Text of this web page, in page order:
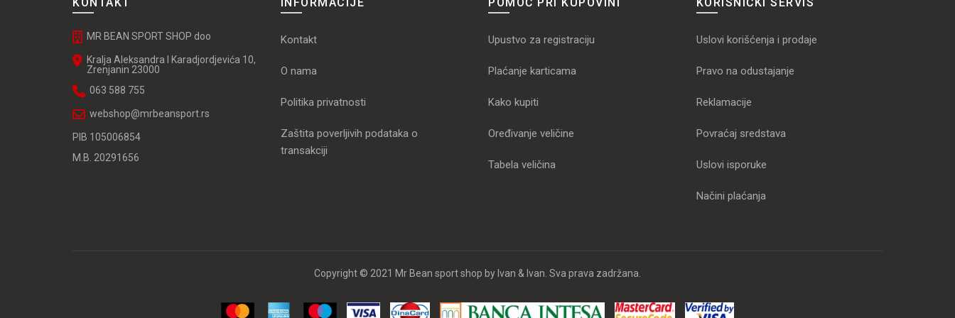
KONTAKT
MR BEAN SPORT SHOP doo
Kralja Aleksandra I Karadjordjevića 10,
Zrenjanin 23000
063 588 755
webshop@mrbeansport.rs
PIB 105006854
M.B. 20291656
INFORMACIJE
Kontakt
O nama
Politika privatnosti
Zaštita poverljivih podataka o
transakciji
POMOĆ PRI KUPOVINI
Upustvo za registraciju
Plaćanje karticama
Kako kupiti
Oređivanje veličine
Tabela veličina
KORISNIČKI SERVIS
Uslovi korišćenja i prodaje
Pravo na odustajanje
Reklamacije
Povraćaj sredstava
Uslovi isporuke
Načini plaćanja
Copyright © 2021 Mr Bean sport shop by Ivan & Ivan. Sva prava zadržana.